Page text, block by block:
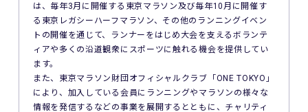
5. 公共交通機関の遅延、道路事情その他いかなる理由による
本イベントへの参加の遅刻又は不参加であっても、主催者は
一切責任を負わず、本イベントの参加料の返金等は一切行い
6. 本イベントの参加料についての領収証は発行いたしませ
は、毎年3月に開催する東京マラソン及び毎年10月に開催す
る東京レガシーハーフマラソン、その他のランニングイベン
トの開催を通じて、ランナーをはじめ大会を支えるボランテ
ィアや多くの沿道観衆にスポーツに触れる機会を提供してい
ます。
また、東京マラソン財団オフィシャルクラブ「ONE TOKYO」
により、加入している会員にランニングやマラソンの様々な
情報を発信するなどの事業を展開するとともに、チャリティ